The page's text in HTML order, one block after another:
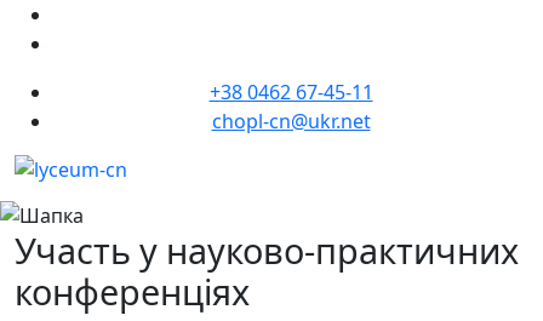
+38 0462 67-45-11
chopl-cn@ukr.net
Участь у науково-практичних
конференціях